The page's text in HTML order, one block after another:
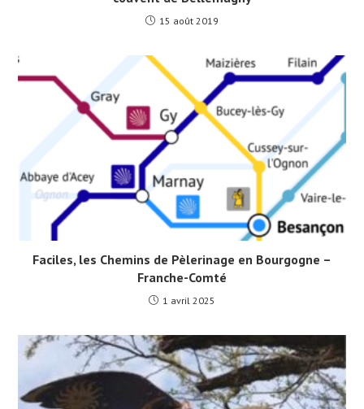
15 août 2019
Faciles, les Chemins de Pèlerinage en Bourgogne –
Franche-Comté
1 avril 2025